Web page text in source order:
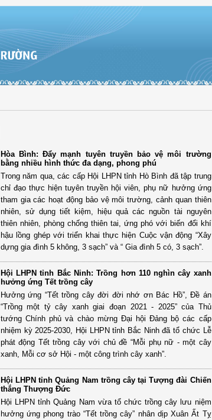
Hòa Bình: Đẩy mạnh tuyên truyền bảo vệ môi trường
bằng nhiều hình thức đa dạng, phong phú
Trong năm qua, các cấp Hội LHPN tỉnh Hò Bình đã tập trung
chỉ đạo thực hiện tuyên truyền hội viên, phụ nữ hưởng ứng
tham gia các hoạt động bảo vệ môi trường, cảnh quan thiên
nhiên, sử dụng tiết kiệm, hiệu quả các nguồn tài nguyên
thiên nhiên, phòng chống thiên tai, ứng phó với biến đổi khí
hậu lồng ghép với triển khai thực hiện Cuộc vận động “Xây
dựng gia đình 5 không, 3 sạch” và “ Gia đình 5 có, 3 sạch”.
Hội LHPN tỉnh Bắc Ninh: Trồng hơn 110 nghìn cây xanh
hưởng ứng Tết trồng cây
Hưởng ứng “Tết trồng cây đời đời nhớ ơn Bác Hồ”, Đề án
“Trồng một tỷ cây xanh giai đoạn 2021 - 2025” của Thủ
tướng Chính phủ và chào mừng Đại hội Đảng bộ các cấp
nhiệm kỳ 2025-2030, Hội LHPN tỉnh Bắc Ninh đã tổ chức Lễ
phát động Tết trồng cây với chủ đề “Mỗi phụ nữ - một cây
xanh, Mỗi cơ sở Hội - một công trình cây xanh”.
Hội LHPN tỉnh Quảng Nam trồng cây tại Tượng đài Chiến
thắng Thượng Đức
Hội LHPN tỉnh Quảng Nam vừa tổ chức trồng cây lưu niệm
hưởng ứng phong trào “Tết trồng cây” nhân dịp Xuân Ất Tỵ